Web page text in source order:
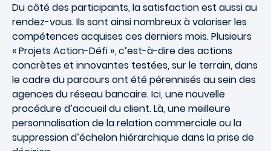
Du côté des participants, la satisfaction est aussi au
rendez-vous. Ils sont ainsi nombreux à valoriser les
compétences acquises ces derniers mois. Plusieurs
« Projets Action-Défi », c’est-à-dire des actions
concrètes et innovantes testées, sur le terrain, dans
le cadre du parcours ont été pérennisés au sein des
agences du réseau bancaire. Ici, une nouvelle
procédure d’accueil du client. Là, une meilleure
personnalisation de la relation commerciale ou la
suppression d’échelon hiérarchique dans la prise de